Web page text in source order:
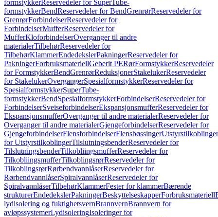
formstykkerReservedeler for SuperTube-
formstykkerBendReservedeler for BendGrenrørReservedeler for
GrenrørForbindelserReservedeler for
ForbindelserMufferReservedeler for
MufferKloforbindelserOverganger til andre
materialerTilbehørReservedeler for
TilbehørKlammerEndedekslerPakningerReservedeler for
PakningerForbruksmateriellGeberit PERørFormstykkerReservedeler
for FormstykkerBendGrenrørReduksjonerStakelukerReservedeler
for StakelukerOvergangerSpesialformstykkerReservedeler for
SpesialformstykkerSuperTube-
formstykkerBendSpesialformstykkerForbindelserReservedeler for
ForbindelserSveiseforbindelserEkspansjonsmufferReservedeler for
EkspansjonsmufferOverganger til andre materialerReservedeler for
Overganger til andre materialerGjengeforbindelserReservedeler for
GjengeforbindelserFlensforbindelserFlensbøssingerUtstyrstilkoblinger
for UtstyrstilkoblingerTilslutningsbenderReservedeler for
TilslutningsbenderTilkobliingsmufferReservedeler for
TilkobliingsmufferTilkoblingsrørReservedeler for
TilkoblingsrørRørbendvannlåserReservedeler for
RørbendvannlåserSpiralvannlåserReservedeler for
SpiralvannlåserTilbehørKlammerFester for klammerBærende
strukturerEndedekslerPakningerBeskyttelseskapperForbruksmateriell
lydisolering og fuktighetsvernBrannvernBrannvern for
avløpssystemerLydisoleringIsoleringer for